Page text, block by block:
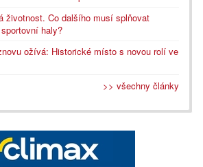
životnost. Co dalšího musí splňovat
haly?
ožívá: Historické místo s novou rolí ve
>> všechny články